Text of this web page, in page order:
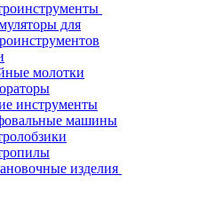
для
молотки
инструменты
машины
изделия